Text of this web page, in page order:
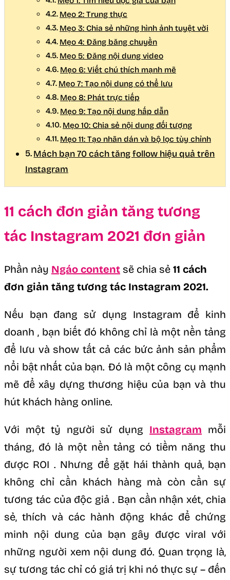
Mẹo 2: Trung thực
Mẹo 3: Chia sẻ những hình ảnh tuyệt vời
Mẹo 4: Đăng băng chuyền
Mẹo 5: Đăng nội dung video
Mẹo 6: Viết chú thích mạnh mẽ
Mẹo 7: Tạo nội dung có thể lưu
Mẹo 8: Phát trực tiếp
Mẹo 9: Tạo nội dung hấp dẫn
Mẹo 10: Chia sẻ nội dung đối tượng
Mẹo 11: Tạo nhãn dán và bộ lọc tùy chỉnh
Mách bạn 70 cách tăng follow hiệu quả trên
Instagram
11 cách đơn giản tăng tương
tác Instagram 2021 đơn giản
Phần này Ngáo content sẽ chia sẻ 11 cách
đơn giản tăng tương tác Instagram 2021.
Nếu bạn đang sử dụng Instagram để kinh
doanh , bạn biết đó không chỉ là một nền tảng
để lưu và show tất cả các bức ảnh sản phẩm
nổi bật nhất của bạn. Đó là một công cụ mạnh
mẽ để xây dựng thương hiệu của bạn và thu
hút khách hàng online.
Với một tỷ người sử dụng Instagram mỗi
tháng, đó là một nền tảng có tiềm năng thu
được ROI . Nhưng để gặt hái thành quả, bạn
không chỉ cần khách hàng mà còn cần sự
tương tác của độc giả . Bạn cần nhận xét, chia
sẻ, thích và các hành động khác để chứng
minh nội dung của bạn gây được viral với
những người xem nội dung đó. Quan trọng là,
sự tương tác chỉ có giá trị khi nó thực sự – đến